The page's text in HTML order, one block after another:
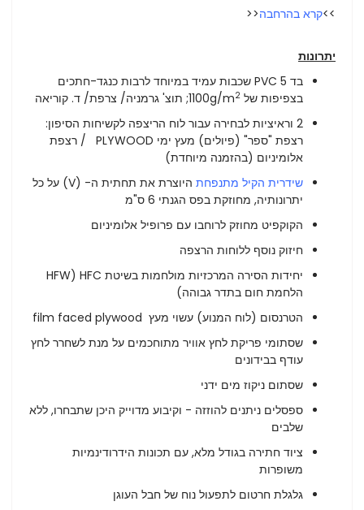
>>קרא בהרחבה<<
יתרונות
בד PVC 5 שכבות עמיד במיוחד לרבות כנגד-חתכים
בצפיפות של 1100g/m 2
; תוצ' גרמניה/ צרפת/ ד. קוריאה
2 וראיציות לבחירה עבור לוח הריצפה לקשיחות הסיפון:
רצפת "ספר" (פיולים) מעץ ימי PLYWOOD / רצפת
אלומיניום (בהזמנה מיוחדת)
שידרית הקיל מתנפחת
היוצרת את תחתית ה- (V) על כל
יתרונותיה, מחוזקת בפס הגנתי 6 ס"מ
הקוקפיט מחוזק לרוחבו עם פרופיל אלומיניום
חיזוק נוסף ללוחות הרצפה
יחידות הסירה המרכזיות מולחמות בשיטת HFC (HFW
הלחמת חום בתדר גבוהה)
הטרנסום (לוח המנוע) עשוי מעץ film faced plywood
שסתומי פריקת לחץ אוויר מתוחכמים על מנת לשחרר לחץ
עודף בבידונים
שסתום ניקוז מים ידני
ספסלים ניתנים להוזזה - וקיבוע מדוייק היכן שתבחרו, ללא
שלבים
ציוד חתירה בגודל מלא, עם תכונות הידרודינמיות
משופרות
גלגלת חרטום לתפעול נוח של חבל העוגן